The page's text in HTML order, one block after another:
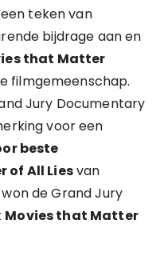
teken van
bijdrage aan en
that Matter
filmgemeenschap.
Jury Documentary
voor een
beste
of All Liesvan
won de Grand Jury
Movies that Matter